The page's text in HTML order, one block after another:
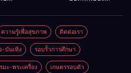
น
ป่า
คอสะพานแม่
สุยะขาดจาก
น้ำป่า รองผู้
ว่าฯ
แม่ฮ่องสอน
สั่งเฝ้าระวัง
24 ชั่วโมง
ำ
ย
ง
แก้วิกฤตแม่น้ำ
สาละวินปน
เปื้อน พร้อม
ปลดล็อก
กฎหมาย
พัฒนา
ความรู้เพื่อสุขภาพ ติดต่อเรา
-บันเทิง รอบรั้วการศึกษา
มะ-พระเครื่อง เกษตรรอบตัว